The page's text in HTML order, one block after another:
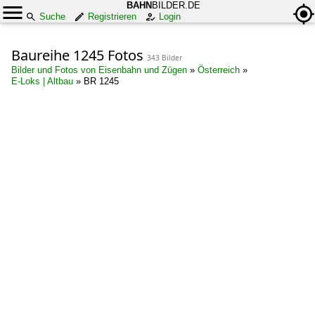
BAHN BILDER.DE
Suche
Registrieren Login
Baureihe 1245 Fotos 343 Bilder
Bilder und Fotos von Eisenbahn und Zügen » Österreich »
E-Loks | Altbau » BR 1245